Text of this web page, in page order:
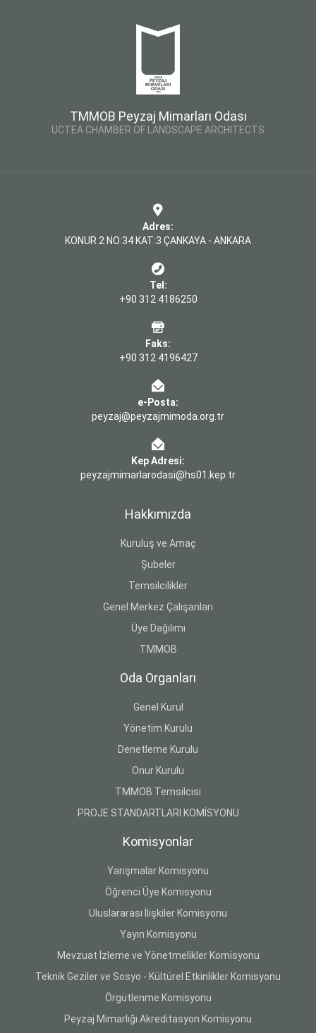
TMMOB Peyzaj Mimarları Odası
UCTEA CHAMBER OF LANDSCAPE ARCHITECTS
Adres:
KONUR 2 NO:34 KAT:3 ÇANKAYA - ANKARA
Tel:
+90 312 4186250
Faks:
+90 312 4196427
e-Posta:
peyzaj@peyzajmimoda.org.tr
Kep Adresi:
peyzajmimarlarodasi@hs01.kep.tr
Hakkımızda
Kuruluş ve Amaç
Şubeler
Temsilcilikler
Genel Merkez Çalışanları
Üye Dağılımı
TMMOB
Oda Organları
Genel Kurul
Yönetim Kurulu
Denetleme Kurulu
Onur Kurulu
TMMOB Temsilcisi
PROJE STANDARTLARI KOMİSYONU
Komisyonlar
Yarışmalar Komisyonu
Öğrenci Üye Komisyonu
Uluslararası İlişkiler Komisyonu
Yayın Komisyonu
Mevzuat İzleme ve Yönetmelikler Komisyonu
Teknik Geziler ve Sosyo - Kültürel Etkinlikler Komisyonu
Örgütlenme Komisyonu
Peyzaj Mimarlığı Akreditasyon Komisyonu